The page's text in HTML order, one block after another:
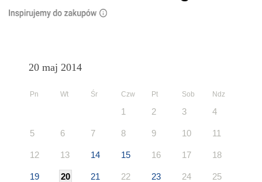
20 maj 2014
Pn Wt Śr Czw Pt Sob Ndz
1 2 3 4
5 6 7 8 9 10 11
12 13 14 15 16 17 18
19 20 21 22 23 24 25